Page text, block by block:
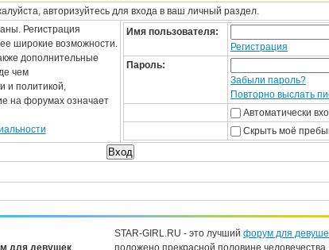
авторизуйтесь для входа в ваш личный раздел.
Регистрация
широкие возможности.
дополнительные
чем
и политикой,
на форумах означает
Имя пользователя:
Регистрация
Пароль:
Забыли пароль?
Повторно выслать
Автоматически
Скрыть моё
для девушек
STAR-GIRL.RU - это лучший форум для
положено прекрасной половине